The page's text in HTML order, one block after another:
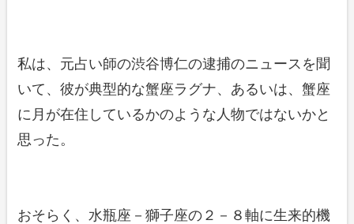
私は、元占い師の渋谷博仁の逮捕のニュースを聞
いて、彼が典型的な蟹座ラグナ、あるいは、蟹座
に月が在住しているかのような人物ではないかと
思った。
おそらく、水瓶座－獅子座の２－８軸に生来的機